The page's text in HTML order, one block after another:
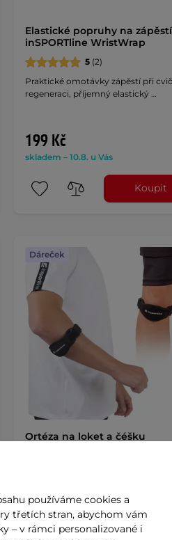
Elastické popruhy na zápěstí
inSPORTline WristWrap
5(2)
Praktické omotávky zápěstí při
regeneraci, příjemný elastický …
199 Kč
skladem – 10.8. u Vás
Koupit
Dáreček
Ortéza na loket a čéšku
199 Kč
používáme cookies a
třetích stran, abychom vám
– v rámci personalizované i